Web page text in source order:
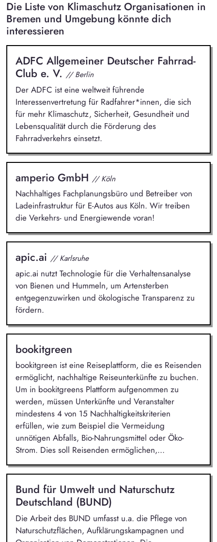
Die Liste von Klimaschutz Organisationen in
Bremen und Umgebung könnte dich
interessieren
ADFC Allgemeiner Deutscher Fahrrad-
Club e. V. // Berlin
Der ADFC ist eine weltweit führende
Interessenvertretung für Radfahrer*innen, die sich
für mehr Klimaschutz, Sicherheit, Gesundheit und
Lebensqualität durch die Förderung des
Fahrradverkehrs einsetzt.
amperio GmbH // Köln
Nachhaltiges Fachplanungsbüro und Betreiber von
Ladeinfrastruktur für E-Autos aus Köln. Wir treiben
die Verkehrs- und Energiewende voran!
apic.ai // Karlsruhe
apic.ai nutzt Technologie für die Verhaltensanalyse
von Bienen und Hummeln, um Artensterben
entgegenzuwirken und ökologische Transparenz zu
fördern.
bookitgreen
bookitgreen ist eine Reiseplattform, die es Reisenden
ermöglicht, nachhaltige Reiseunterkünfte zu buchen.
Um in bookitgreens Plattform aufgenommen zu
werden, müssen Unterkünfte und Veranstalter
mindestens 4 von 15 Nachhaltigkeitskriterien
erfüllen, wie zum Beispiel die Vermeidung
unnötigen Abfalls, Bio-Nahrungsmittel oder Öko-
Strom. Dies soll Reisenden ermöglichen,...
Bund für Umwelt und Naturschutz
Deutschland (BUND)
Die Arbeit des BUND umfasst u.a. die Pflege von
Naturschutzflächen, Aufklärungskampagnen und